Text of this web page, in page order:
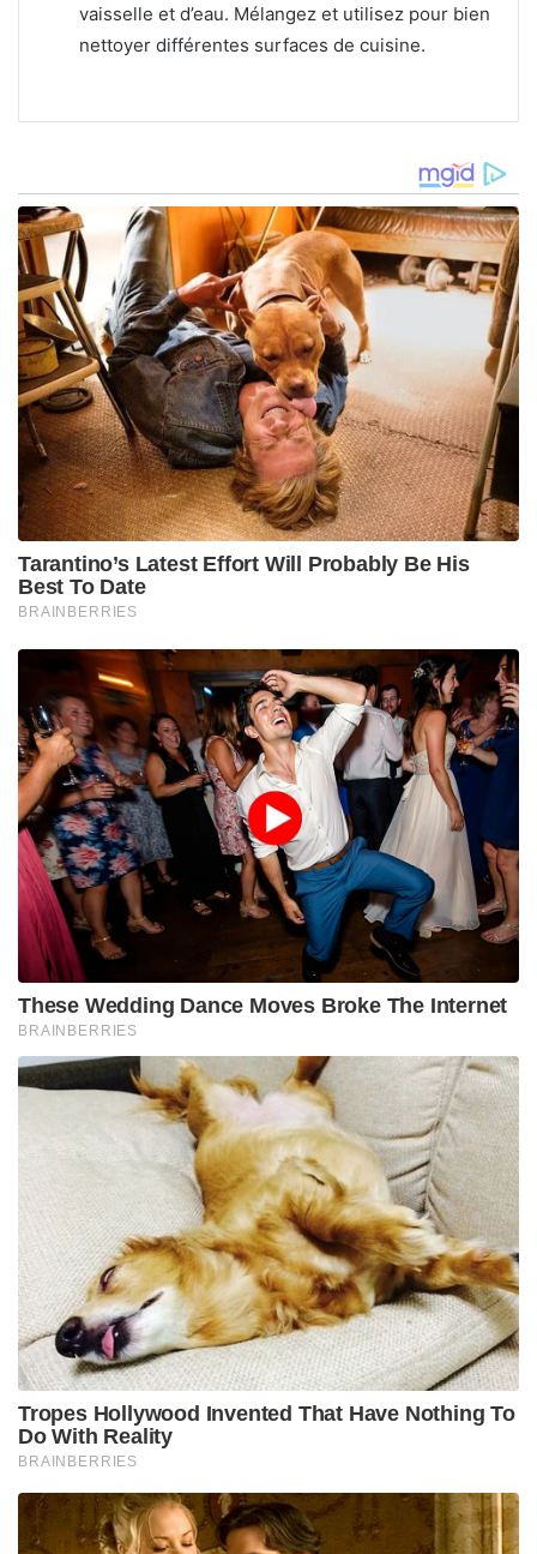
vaisselle et d’eau. Mélangez et utilisez pour bien
nettoyer différentes surfaces de cuisine.